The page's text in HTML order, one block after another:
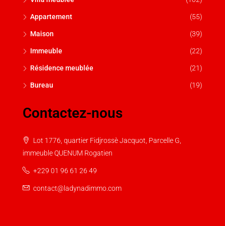
Appartement (55)
Maison (39)
Immeuble (22)
Résidence meublée (21)
Bureau (19)
Contactez-nous
Lot 1776, quartier Fidjrossè Jacquot, Parcelle G,
immeuble QUENUM Rogatien
+229 01 96 61 26 49
contact@ladynadimmo.com